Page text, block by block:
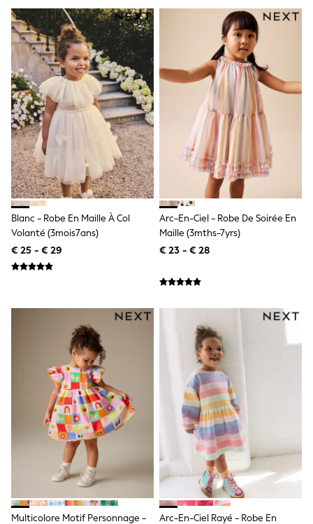
Kurtas
Sets & Outfits
Trousers & Chinos
Sweatshirts & Hoodies
Knitwear & Sweaters
Tops
Coats & Jackets
Jeans
Joggers
Nightwear & Pyjamas
Swimwear
Suits & Waistcoats
Dungarees
Multipacks
All Holiday Shop
Sandals & Sliders
Rash Vests
Sun Safe Swimwear
Shackets
Gilets
Fleeces
Teddy Borg
Puffers
Snowsuits
All Footwear
New In
Boots
Half Sizes
Slippers
Trainers
Wellies
Wide Fit
Shoes
Underwear
Blanc - Robe En Maille À Col
Volanté (3mois7ans)
€ 25 - € 29
Arc-En-Ciel - Robe De Soirée En
Maille (3mths-7yrs)
€ 23 - € 28
Multicolore Motif Personnage - Arc-En-Ciel Rayé - Robe En